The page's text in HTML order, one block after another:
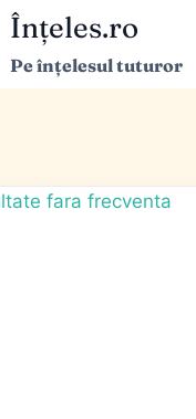
Înțeles.ro
Pe înțelesul tuturor